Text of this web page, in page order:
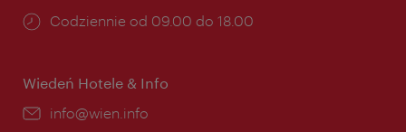
Godziny
Codziennie od 09.00 do 18.00
Wiedeń Hotele & Info
E-
info@wien.info